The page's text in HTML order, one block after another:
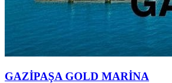
GAZİPAŞA GOLD MARİNA